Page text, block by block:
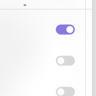
send data
across
2